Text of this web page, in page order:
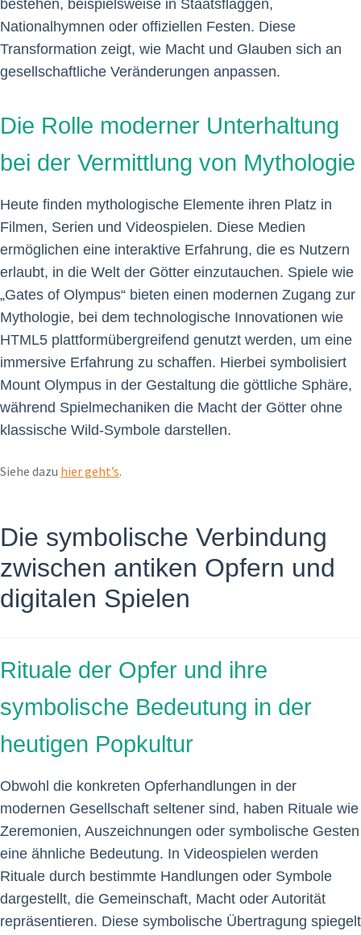
bestehen, beispielsweise in Staatsflaggen,
Nationalhymnen oder offiziellen Festen. Diese
Transformation zeigt, wie Macht und Glauben sich an
gesellschaftliche Veränderungen anpassen.
Die Rolle moderner Unterhaltung
bei der Vermittlung von Mythologie
Heute finden mythologische Elemente ihren Platz in
Filmen, Serien und Videospielen. Diese Medien
ermöglichen eine interaktive Erfahrung, die es Nutzern
erlaubt, in die Welt der Götter einzutauchen. Spiele wie
„Gates of Olympus“ bieten einen modernen Zugang zur
Mythologie, bei dem technologische Innovationen wie
HTML5 plattformübergreifend genutzt werden, um eine
immersive Erfahrung zu schaffen. Hierbei symbolisiert
Mount Olympus in der Gestaltung die göttliche Sphäre,
während Spielmechaniken die Macht der Götter ohne
klassische Wild-Symbole darstellen.
Siehe dazu hier geht’s.
Die symbolische Verbindung
zwischen antiken Opfern und
digitalen Spielen
Rituale der Opfer und ihre
symbolische Bedeutung in der
heutigen Popkultur
Obwohl die konkreten Opferhandlungen in der
modernen Gesellschaft seltener sind, haben Rituale wie
Zeremonien, Auszeichnungen oder symbolische Gesten
eine ähnliche Bedeutung. In Videospielen werden
Rituale durch bestimmte Handlungen oder Symbole
dargestellt, die Gemeinschaft, Macht oder Autorität
repräsentieren. Diese symbolische Übertragung spiegelt